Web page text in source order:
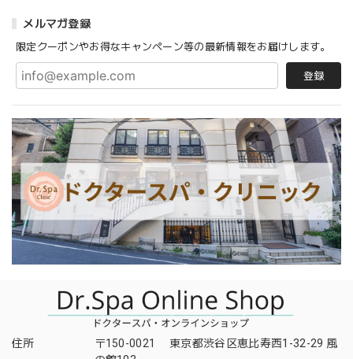
メルマガ登録
限定クーポンやお得なキャンペーン等の最新情報をお届けします。
登録
住所
〒150-0021 東京都渋谷区恵比寿西1-32-29 風